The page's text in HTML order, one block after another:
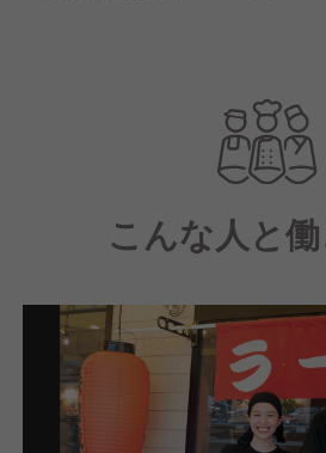
か懐かしいラーメンとして支持
おり、お子さま連れのお客様に
だける店舗づくりを行っています
こんな人と